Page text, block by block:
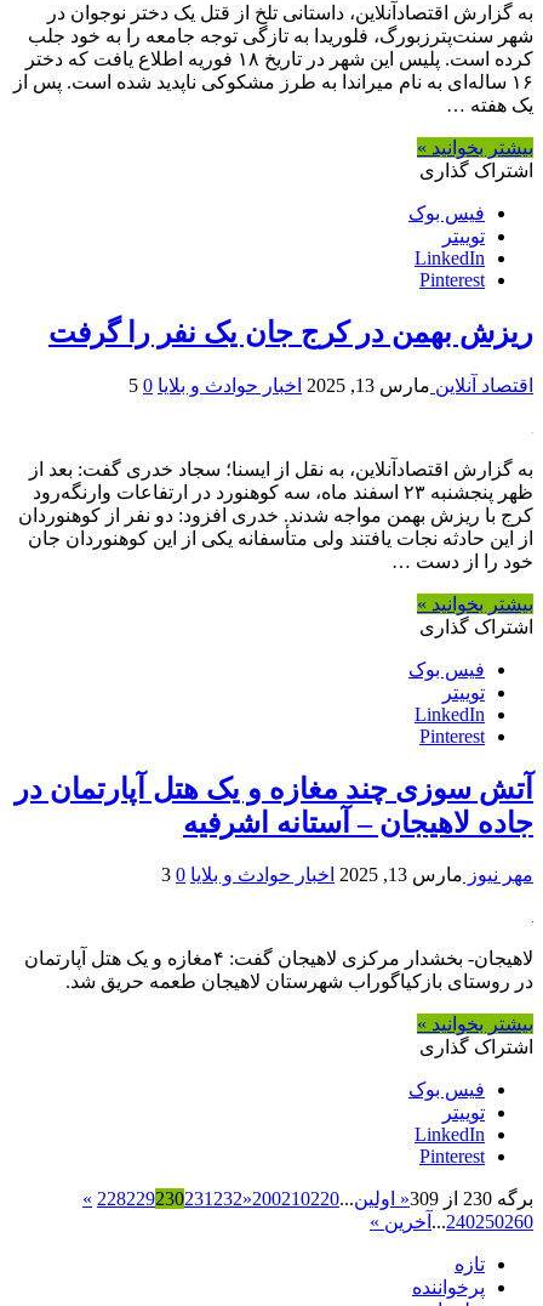
به گزارش اقتصادآنلاین، داستانی تلخ از قتل یک دختر نوجوان در
شهر سنت‌پترزبورگ، فلوریدا به تازگی توجه جامعه را به خود جلب
کرده است. پلیس این شهر در تاریخ ۱۸ فوریه اطلاع یافت که دختر
۱۶ ساله‌ای به نام میراندا به طرز مشکوکی ناپدید شده است. پس از
یک هفته …
بیشتر بخوانید »
اشتراک گذاری
فیس بوک
توییتر
LinkedIn
Pinterest
ریزش بهمن در کرج جان یک نفر را گرفت
اقتصاد آنلاین مارس 13, 2025 اخبار حوادث و بلایا 0
5
به گزارش اقتصادآنلاین، به نقل از ایسنا؛ سجاد خدری گفت: بعد از
ظهر پنجشنبه ۲۳ اسفند ماه، سه کوهنورد در ارتفاعات وارنگه‌رود
کرج با ریزش بهمن مواجه شدند. خدری افزود: دو نفر از کوهنوردان
از این حادثه نجات یافتند ولی متأسفانه یکی از این کوهنوردان جان
خود را از دست …
بیشتر بخوانید »
اشتراک گذاری
فیس بوک
توییتر
LinkedIn
Pinterest
آتش سوزی چند مغازه و یک هتل آپارتمان در
جاده لاهیجان – آستانه اشرفیه
مهر نیوز مارس 13, 2025 اخبار حوادث و بلایا 0
3
لاهیجان- بخشدار مرکزی لاهیجان گفت: ۴مغازه و یک هتل آپارتمان
در روستای بازکیاگوراب شهرستان لاهیجان طعمه حریق شد.
بیشتر بخوانید »
اشتراک گذاری
فیس بوک
توییتر
LinkedIn
Pinterest
برگه 230 از 309 « اولین...
200210220
«
228229230231232
»
240250260
... آخرین »
تازه
پرخواننده